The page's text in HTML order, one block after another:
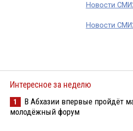
Новости
Новости
Интересное за неделю
1
В Абхазии впервые пройдёт
молодёжный форум